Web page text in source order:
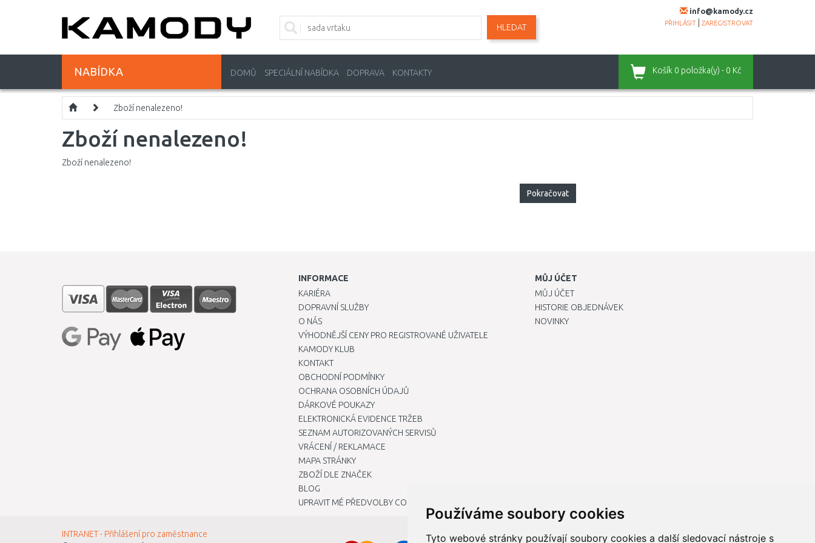
Používáme soubory cookies
Tyto webové stránky používají soubory cookies a další sledovací nástroje s
info@kamody.cz
PŘIHLÁSIT ZAREGISTROVAT
HLEDAT
NABÍDKA DOMŮ SPECIÁLNÍ NABÍDKA DOPRAVA KONTAKTY Košík 0 položka(y) - 0 Kč
Zboží nenalezeno!
Zboží nenalezeno!
Zboží nenalezeno!
Pokračovat
INFORMACE
KARIÉRA
DOPRAVNÍ SLUŽBY
O NÁS
VÝHODNĚJŠÍ CENY PRO REGISTROVANÉ UŽIVATELE
KAMODY KLUB
KONTAKT
OBCHODNÍ PODMÍNKY
OCHRANA OSOBNÍCH ÚDAJŮ
DÁRKOVÉ POUKAZY
ELEKTRONICKÁ EVIDENCE TRŽEB
SEZNAM AUTORIZOVANÝCH SERVISŮ
VRÁCENÍ / REKLAMACE
MAPA STRÁNKY
ZBOŽÍ DLE ZNAČEK
BLOG
UPRAVIT MÉ PŘEDVOLBY COOKIES
MŮJ ÚČET
MŮJ ÚČET
HISTORIE OBJEDNÁVEK
NOVINKY
INTRANET - Přihlášení pro zaměstnance